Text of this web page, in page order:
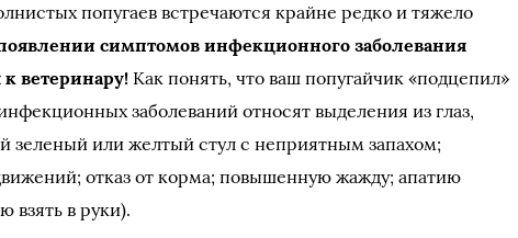
попугаев встречаются крайне редко и тяжело
симптомов инфекционного заболевания
ветеринару! Как понять, что ваш попугайчик «подцепил»
заболеваний относят выделения из глаз,
зеленый или желтый стул с неприятным запахом;
отказ от корма; повышенную жажду; апатию
взять в руки).